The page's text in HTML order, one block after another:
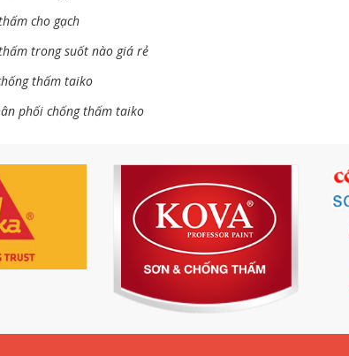
cho gạch
trong suốt nào giá rẻ
thấm taiko
phối chống thấm taiko